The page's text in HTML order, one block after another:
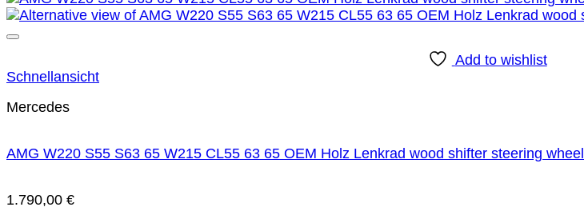
Add to wishlist
Schnellansicht
Mercedes
AMG W220 S55 S63 65 W215 CL55 63 65 OEM Holz Lenkrad wood shifter steering wheel
1.790,00 €